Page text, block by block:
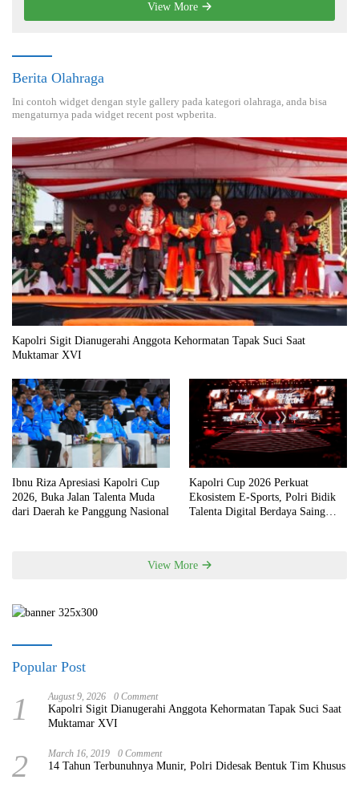
View More
Berita Olahraga
Ini contoh widget dengan style gallery pada kategori olahraga, anda bisa
mengaturnya pada widget recent post wpberita.
Kapolri Sigit Dianugerahi Anggota Kehormatan Tapak Suci Saat
Muktamar XVI
Ibnu Riza Apresiasi Kapolri Cup
2026, Buka Jalan Talenta Muda
dari Daerah ke Panggung Nasional
Kapolri Cup 2026 Perkuat
Ekosistem E-Sports, Polri Bidik
Talenta Digital Berdaya Saing
View More
Popular Post
1 August 9, 2026 0 Comment
Kapolri Sigit Dianugerahi Anggota Kehormatan Tapak Suci Saat
Muktamar XVI
2 March 16, 2019 0 Comment
14 Tahun Terbunuhnya Munir, Polri Didesak Bentuk Tim Khusus